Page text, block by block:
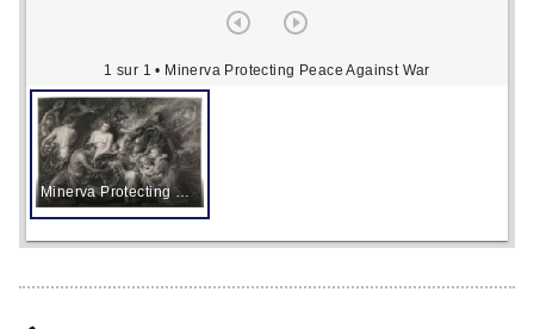
1 sur 1 • Minerva Protecting Peace Against War
Minerva Protecting Peace Against War